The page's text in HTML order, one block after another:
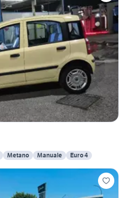
Metano Manuale Euro 4